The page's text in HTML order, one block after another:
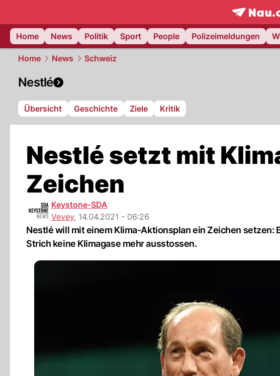
frontpage.
Home
News Politik Sport People Polizeimeldungen
Home News Schweiz
Nestlé
Übersicht Geschichte Ziele Kritik
Nestlé setzt mit
Zeichen
Keystone-SDA
Vevey, 14.04.2021 - 06:26
Nestlé will mit einem Klima-Aktionsplan ein Zeichen
Strich keine Klimagase mehr ausstossen.